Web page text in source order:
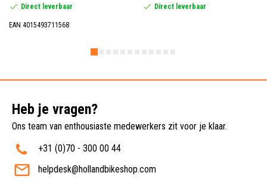
Direct leverbaar
EAN 4015493711568
Direct leverbaar
Heb je vragen?
Ons team van enthousiaste medewerkers zit voor je klaar.
+31 (0)70 - 300 00 44
helpdesk@hollandbikeshop.com